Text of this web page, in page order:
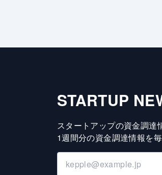
STARTUP
スタートアップの資金調達
1週間分の資金調達情報を